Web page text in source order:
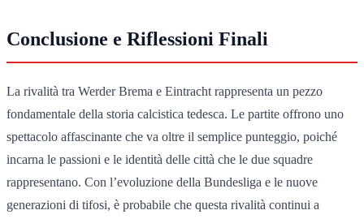
Conclusione e Riflessioni Finali
La rivalità tra Werder Brema e Eintracht rappresenta un pezzo
fondamentale della storia calcistica tedesca. Le partite offrono uno
spettacolo affascinante che va oltre il semplice punteggio, poiché
incarna le passioni e le identità delle città che le due squadre
rappresentano. Con l’evoluzione della Bundesliga e le nuove
generazioni di tifosi, è probabile che questa rivalità continui a